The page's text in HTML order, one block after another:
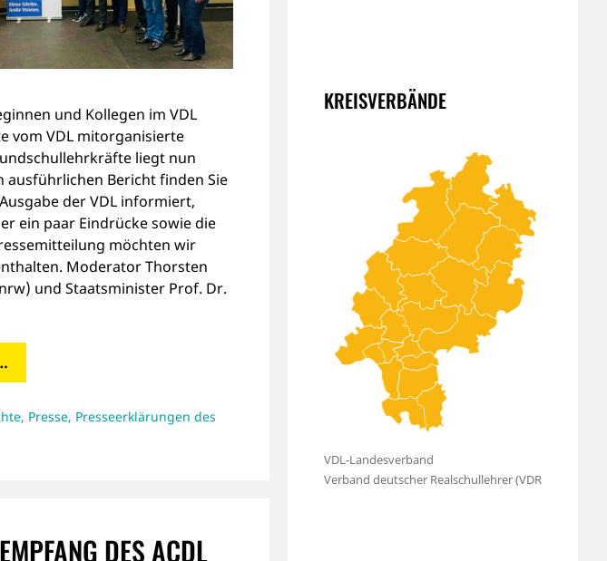
und Kollegen im VDL
vom VDL mitorganisierte
liegt nun
ausführlichen Bericht finden Sie
der VDL informiert,
ein paar Eindrücke sowie die
möchten wir
Moderator Thorsten
und Staatsminister Prof. Dr.
, Presse, Presseerklärungen des
DES ACDL
KREISVERBÄNDE